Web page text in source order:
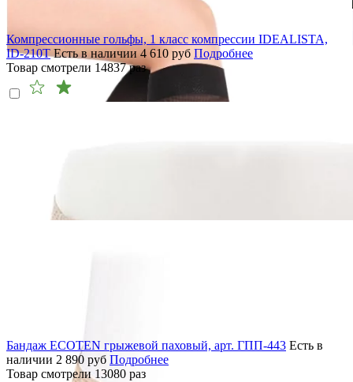
Компрессионные гольфы, 1 класс компрессии IDEALISTA,
ID-210T Есть в наличии 4 610 руб Подробнее
Товар смотрели 14837раз
Бандаж ECOTEN грыжевой паховый, арт. ГПП-443 Есть в
наличии 2 890 руб Подробнее
Товар смотрели 13080 раз